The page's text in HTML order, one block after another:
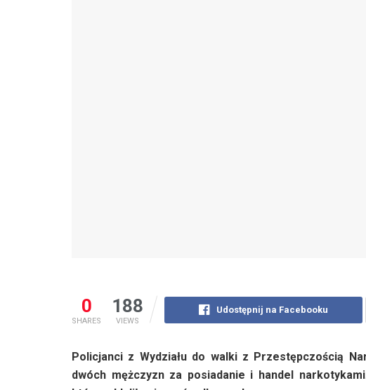
0
SHARES
188
VIEWS
Udostępnij na Facebooku
Policjanci z Wydziału do walki z Przestępczością
dwóch mężczyzn za posiadanie i handel